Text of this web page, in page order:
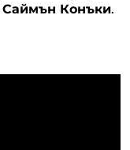
Саймън Конъки.